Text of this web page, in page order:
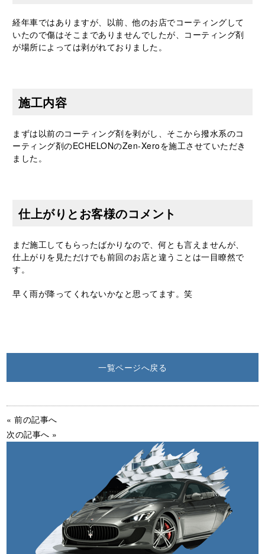
経年車ではありますが、以前、他のお店でコーティングして
いたので傷はそこまでありませんでしたが、コーティング剤
が場所によっては剥がれておりました。
施工内容
まずは以前のコーティング剤を剥がし、そこから撥水系のコ
ーティング剤のECHELONのZen-Xeroを施工させていただき
ました。
仕上がりとお客様のコメント
まだ施工してもらったばかりなので、何とも言えませんが、
仕上がりを見ただけでも前回のお店と違うことは一目瞭然で
す。
早く雨が降ってくれないかなと思ってます。笑
一覧ページへ戻る
« 前の記事へ
次の記事へ »